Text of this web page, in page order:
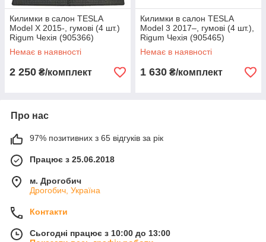
Килимки в салон TESLA
Model X 2015-, гумові (4 шт.)
Rigum Чехія (905366)
Немає в наявності
2 250 ₴/комплект
Килимки в салон TESLA
Model 3 2017–, гумові (4 шт.),
Rigum Чехія (905465)
Немає в наявності
1 630 ₴/комплект
Про нас
97% позитивних з 65 відгуків за рік
Працює з 25.06.2018
м. Дрогобич
Дрогобич, Україна
Контакти
Сьогодні працює з 10:00 до 13:00